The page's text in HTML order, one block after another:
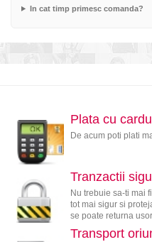
In cat timp primesc comanda?
Plata cu
De acum poti plati
Tranzactii
Nu trebuie sa-ti mai
tot mai sigur si
se poate returna usor.
Transport